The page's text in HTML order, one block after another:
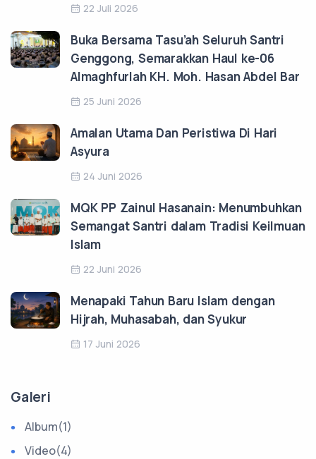
22 Juli 2026
Buka Bersama Tasu’ah Seluruh Santri
Genggong, Semarakkan Haul ke-06
Almaghfurlah KH. Moh. Hasan Abdel Bar
25 Juni 2026
Amalan Utama Dan Peristiwa Di Hari
Asyura
24 Juni 2026
MQK PP Zainul Hasanain: Menumbuhkan
Semangat Santri dalam Tradisi Keilmuan
Islam
22 Juni 2026
Menapaki Tahun Baru Islam dengan
Hijrah, Muhasabah, dan Syukur
17 Juni 2026
Galeri
Album(1)
Video(4)